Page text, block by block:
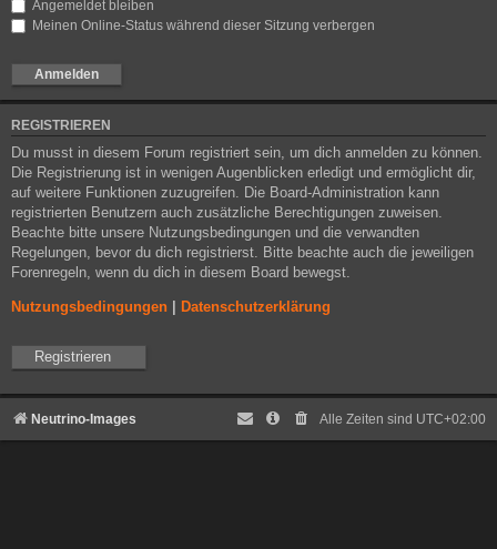
Angemeldet bleiben
Meinen Online-Status während dieser Sitzung verbergen
REGISTRIEREN
Du musst in diesem Forum registriert sein, um dich anmelden zu können.
Die Registrierung ist in wenigen Augenblicken erledigt und ermöglicht dir,
auf weitere Funktionen zuzugreifen. Die Board-Administration kann
registrierten Benutzern auch zusätzliche Berechtigungen zuweisen.
Beachte bitte unsere Nutzungsbedingungen und die verwandten
Regelungen, bevor du dich registrierst. Bitte beachte auch die jeweiligen
Forenregeln, wenn du dich in diesem Board bewegst.
Nutzungsbedingungen Datenschutzerklärung
Registrieren
Neutrino-Images Alle Zeiten sind UTC+02:00